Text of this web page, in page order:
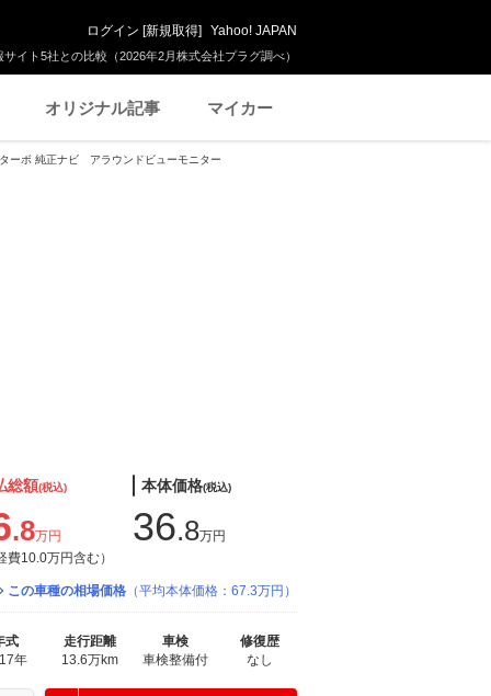
イト5社との比較（2026年2月株式会社プラグ調べ）
ログイン [新規取得] Yahoo! JAPAN
オリジナル記事 マイカー
ーボ 純正ナビ アラウンドビューモニター
総額(税込)
.8万円
費10.0万円含む）
本体価格(税込)
36.8万円
この車種の相場価格 （平均本体価格：67.3万円）
式
年
走行距離
13.6万km
車検
車検整備付
修復歴
なし